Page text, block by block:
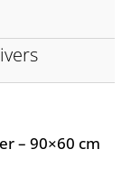
– 90×60 cm